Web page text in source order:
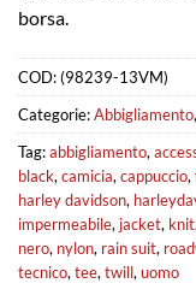
borsa.
COD:(98239-13VM)
Categorie:Abbigliamento,
Tag:abbigliamento,
black, camicia, cappuccio,
harley davidson,
impermeabile, jacket, knit,
nero, nylon, rain suit,
tecnico, tee, twill, uomo